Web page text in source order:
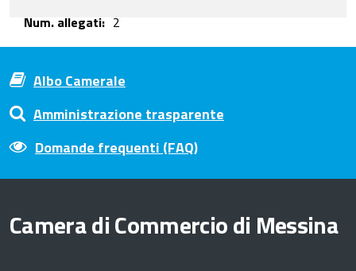
Num. allegati 2
Albo Camerale
Amministrazione trasparente
Domande frequenti (FAQ)
Camera di Commercio di Messina